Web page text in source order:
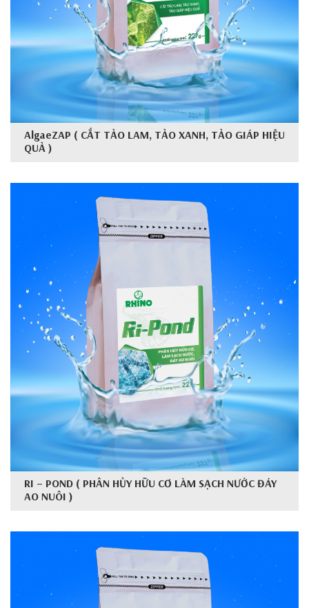
AlgaeZAP ( CẮT TẢO LAM, TẢO XANH, TẢO GIÁP HIỆU
QUẢ )
RI – POND ( PHÂN HỦY HỮU CƠ LÀM SẠCH NƯỚC ĐÁY
AO NUÔI )